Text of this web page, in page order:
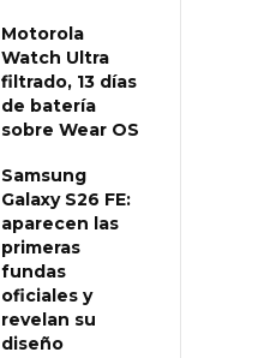
Motorola
Watch Ultra
filtrado, 13 días
de batería
sobre Wear OS
Samsung
Galaxy S26 FE:
aparecen las
primeras
fundas
oficiales y
revelan su
diseño